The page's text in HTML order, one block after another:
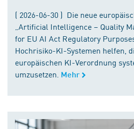
( 2026-06-30 ) Die neue
„Artificial Intelligence – Quality
for EU AI Act Regulatory
Hochrisiko-KI-Systemen helfen,
europäischen KI-Verordnung
umzusetzen. Mehr